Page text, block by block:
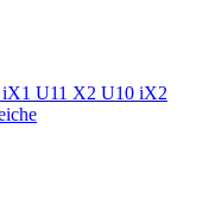
iX1 U11 X2 U10 iX2